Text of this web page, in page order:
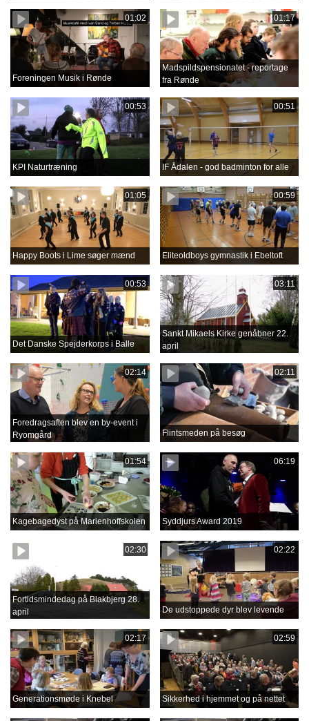
01:02
Foreningen Musik i Rønde
01:17
Madspildspensionatet - reportage
fra Rønde
00:53
KPI Naturtræning
00:51
IF Ådalen - god badminton for alle
01:05
Happy Boots i Lime søger mænd
00:59
Eliteoldboys gymnastik i Ebeltoft
00:53
Det Danske Spejderkorps i Balle
03:11
Sankt Mikaels Kirke genåbner 22.
april
02:14
Foredragsaften blev en by-event i
Ryomgård
02:11
Flintsmeden på besøg
01:54
Kagebagedyst på Marienhoffskolen
06:19
Syddjurs Award 2019
02:30
Fortidsmindedag på Blakbjerg 28.
april
02:22
De udstoppede dyr blev levende
02:17
Generationsmøde i Knebel
02:59
Sikkerhed i hjemmet og på nettet